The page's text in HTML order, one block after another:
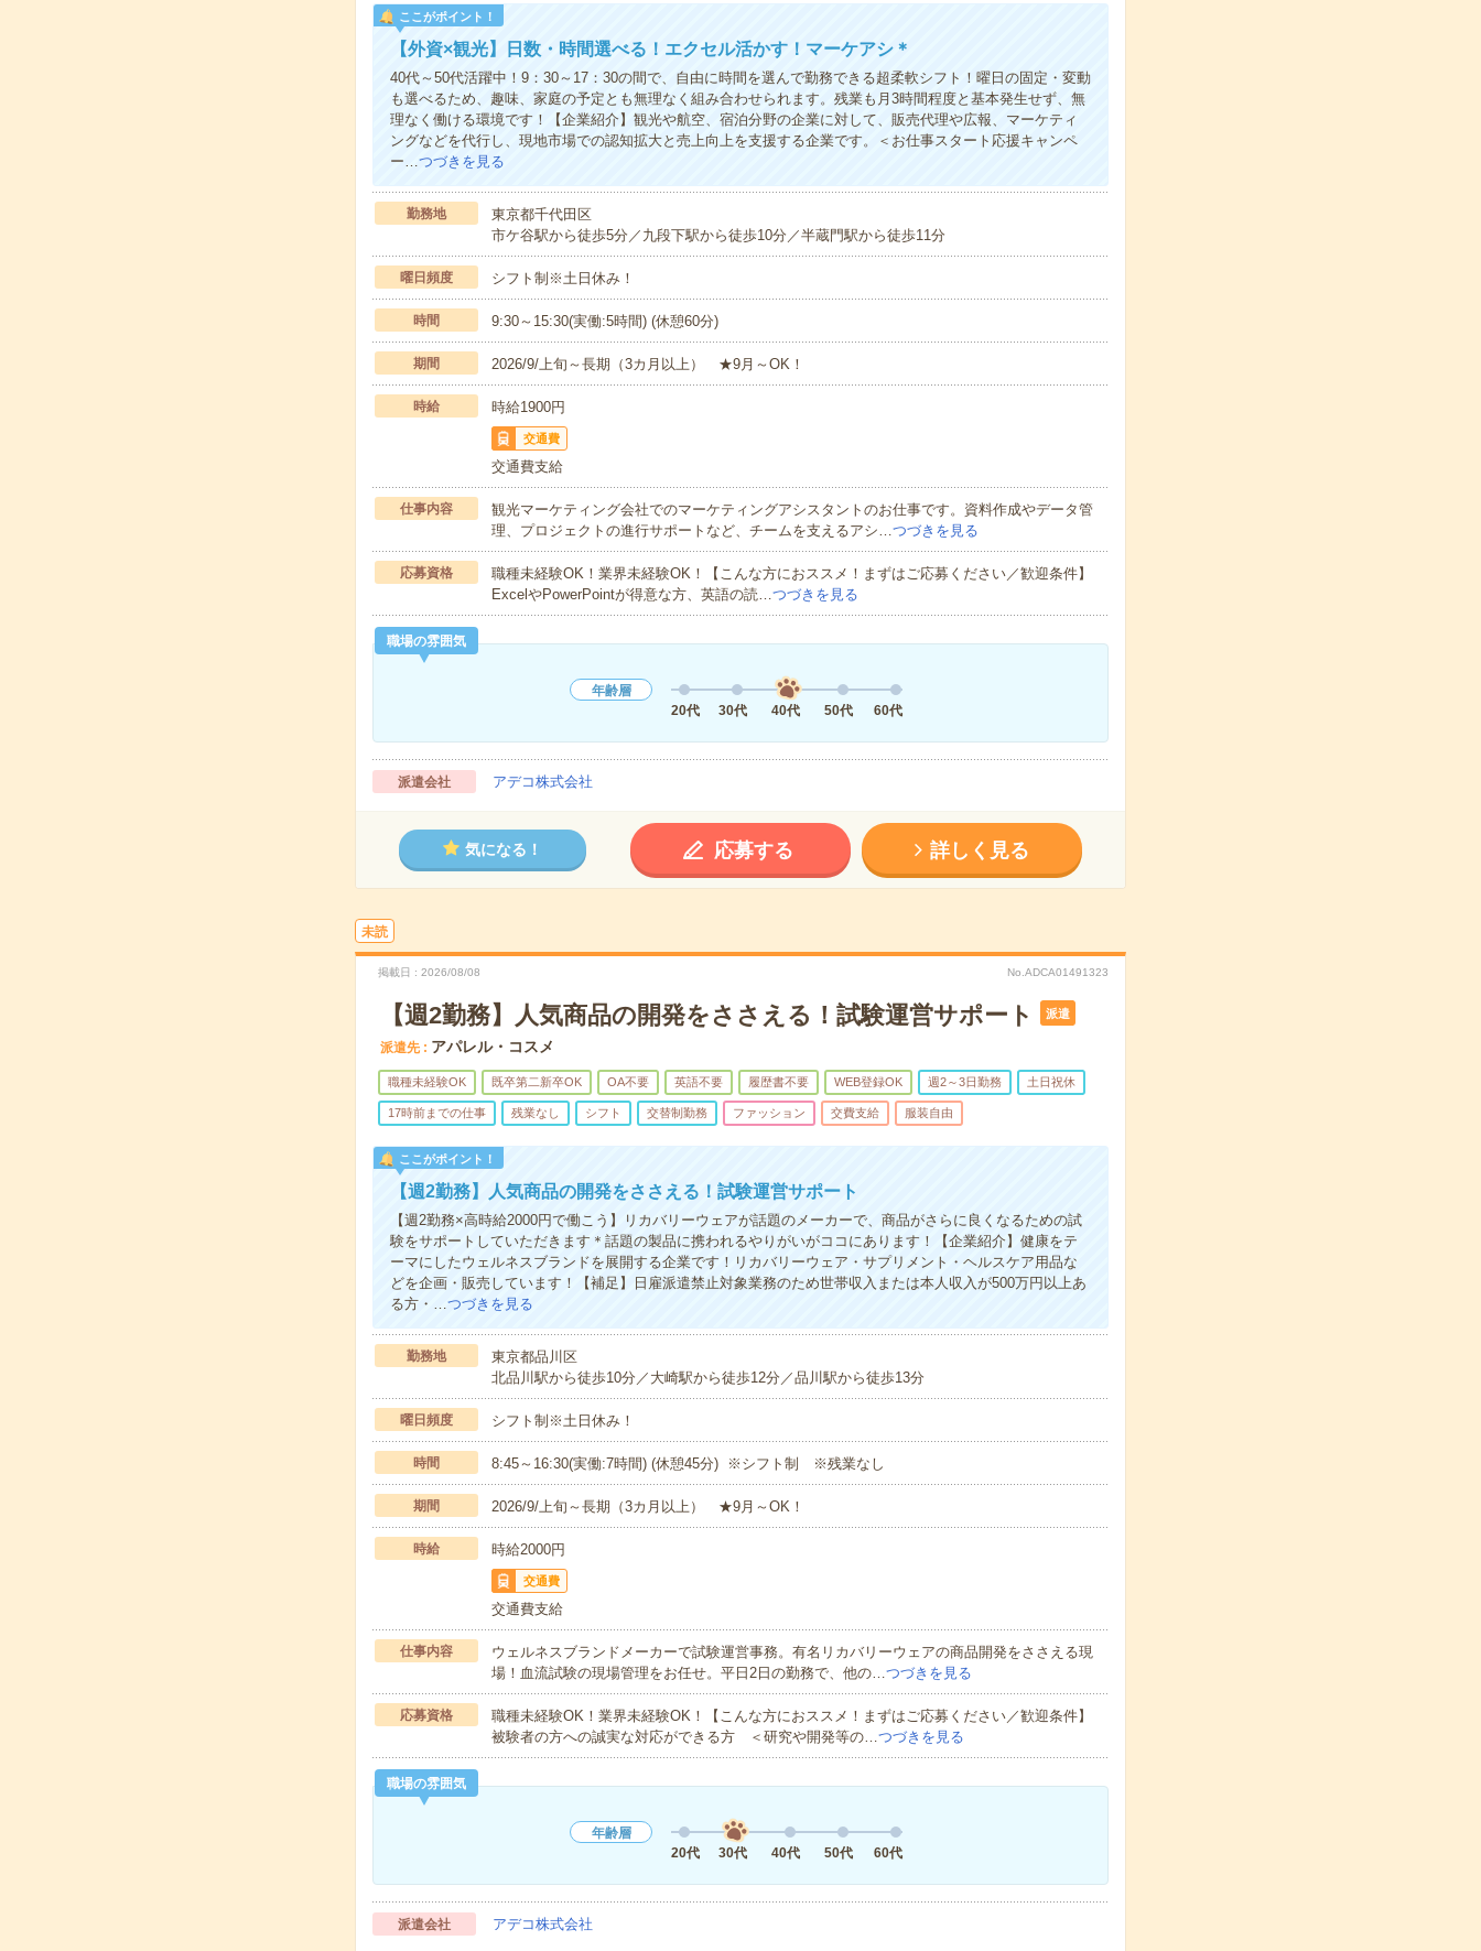
ここがポイント！
【外資×観光】日数・時間選べる！エクセル活かす！マーケアシ＊
40代～50代活躍中！9：30～17：30の間で、自由に時間を選んで勤務できる超柔軟シフト！曜日の固定・変動
も選べるため、趣味、家庭の予定とも無理なく組み合わせられます。残業も月3時間程度と基本発生せず、無
理なく働ける環境です！【企業紹介】観光や航空、宿泊分野の企業に対して、販売代理や広報、マーケティ
ングなどを代行し、現地市場での認知拡大と売上向上を支援する企業です。＜お仕事スタート応援キャンペ
ー…つづきを見る
勤務地
東京都千代田区
市ケ谷駅から徒歩5分／九段下駅から徒歩10分／半蔵門駅から徒歩11分
曜日頻度 シフト制※土日休み！
時間 9:30～15:30(実働:5時間) (休憩60分)
期間 2026/9/上旬～長期（3カ月以上） ★9月～OK！
時給 時給1900円
交通費
交通費支給
仕事内容
観光マーケティング会社でのマーケティングアシスタントのお仕事です。資料作成やデータ管
理、プロジェクトの進行サポートなど、チームを支えるアシ…つづきを見る
応募資格
職種未経験OK！業界未経験OK！【こんな方におススメ！まずはご応募ください／歓迎条件】
ExcelやPowerPointが得意な方、英語の読…つづきを見る
職場の雰囲気
年齢層
20代
30代 40代 50代 60代
派遣会社 アデコ株式会社
気になる！ 応募する 詳しく見る
未読
掲載日 2026/08/08 No.ADCA01491323
【週2勤務】人気商品の開発をささえる！試験運営サポート 派遣
派遣先 アパレル・コスメ
職種未経験OK 既卒第二新卒OK OA不要 英語不要 履歴書不要 WEB登録OK 週2～3日勤務 土日祝休
17時前までの仕事 残業なし シフト 交替制勤務 ファッション 交費支給 服装自由
ここがポイント！
【週2勤務】人気商品の開発をささえる！試験運営サポート
【週2勤務×高時給2000円で働こう】リカバリーウェアが話題のメーカーで、商品がさらに良くなるための試
験をサポートしていただきます＊話題の製品に携われるやりがいがココにあります！【企業紹介】健康をテ
ーマにしたウェルネスブランドを展開する企業です！リカバリーウェア・サプリメント・ヘルスケア用品な
どを企画・販売しています！【補足】日雇派遣禁止対象業務のため世帯収入または本人収入が500万円以上あ
る方・…つづきを見る
勤務地
東京都品川区
北品川駅から徒歩10分／大崎駅から徒歩12分／品川駅から徒歩13分
曜日頻度 シフト制※土日休み！
時間 8:45～16:30(実働:7時間) (休憩45分) ※シフト制 ※残業なし
期間 2026/9/上旬～長期（3カ月以上） ★9月～OK！
時給 時給2000円
交通費
交通費支給
仕事内容
ウェルネスブランドメーカーで試験運営事務。有名リカバリーウェアの商品開発をささえる現
場！血流試験の現場管理をお任せ。平日2日の勤務で、他の…つづきを見る
応募資格
職種未経験OK！業界未経験OK！【こんな方におススメ！まずはご応募ください／歓迎条件】
被験者の方への誠実な対応ができる方 ＜研究や開発等の…つづきを見る
職場の雰囲気
年齢層
20代
30代 40代 50代 60代
派遣会社 アデコ株式会社